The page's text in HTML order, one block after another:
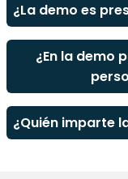
¿La demo es
¿En la demo
¿Quién imparte